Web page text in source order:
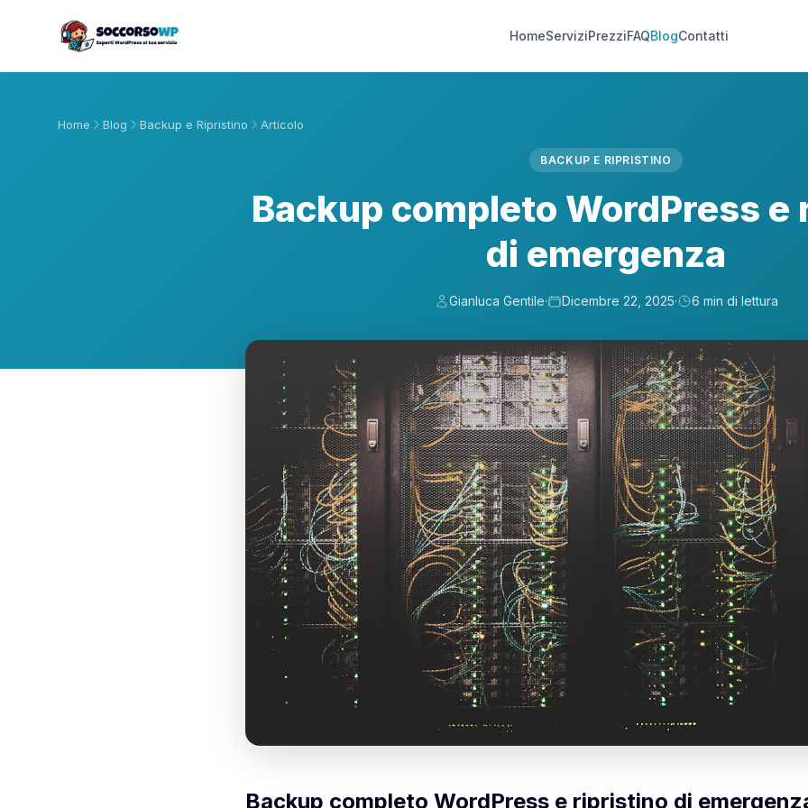
HomeServiziPrezziFAQBlogContatti
Home Blog Backup e Ripristino Articolo
BACKUP E RIPRISTINO
Backup completo WordPress
di emergenza
Gianluca Gentile· Dicembre 22, 2025· 6 min di lettura
Backup completo WordPress e ripristino di